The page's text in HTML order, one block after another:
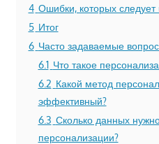
4 Ошибки, которых следует
5 Итог
6 Часто задаваемые
6.1 Что такое
6.2 Какой метод
эффективный?
6.3 Сколько данных
персонализации?